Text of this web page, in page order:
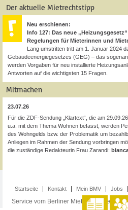
Der aktuelle Mietrechtstipp
Neu erschienen:
Info 127: Das neue
Regelungen für Mieterinnen und
Lang umstritten tritt am 1. Januar 2024
Gebäudeenergiegesetzes (GEG) – das
werden Vorgaben für neu installierte
Antworten auf die wichtigsten 15 Fragen.
Mitmachen
23.07.26
Für die ZDF-Sendung „Klartext“, die am
u.a. mit dem Thema Wohnen befasst, werden
des Wohngelds bzw. der Problematik um
Anliegen im Rahmen der Sendung vorbringen
die zuständige Redakteurin Frau Zarandi:
Startseite Kontakt Mein BMV Jobs
Service vom Berliner Mieterverein e.V. ·